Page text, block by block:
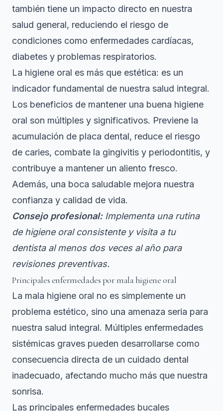
también tiene un impacto directo en nuestra
salud general, reduciendo el riesgo de
condiciones como enfermedades cardíacas,
diabetes y problemas respiratorios.
La higiene oral es más que estética: es un
indicador fundamental de nuestra salud integral.
Los beneficios de mantener una buena higiene
oral son múltiples y significativos. Previene la
acumulación de placa dental, reduce el riesgo
de caries, combate la gingivitis y periodontitis, y
contribuye a mantener un aliento fresco.
Además, una boca saludable mejora nuestra
confianza y calidad de vida.
Consejo profesional: Implementa una rutina
de higiene oral consistente y visita a tu
dentista al menos dos veces al año para
revisiones preventivas.
Principales enfermedades por mala higiene oral
La mala higiene oral no es simplemente un
problema estético, sino una amenaza seria para
nuestra salud integral. Múltiples enfermedades
sistémicas graves pueden desarrollarse como
consecuencia directa de un cuidado dental
inadecuado, afectando mucho más que nuestra
sonrisa.
Las principales enfermedades bucales